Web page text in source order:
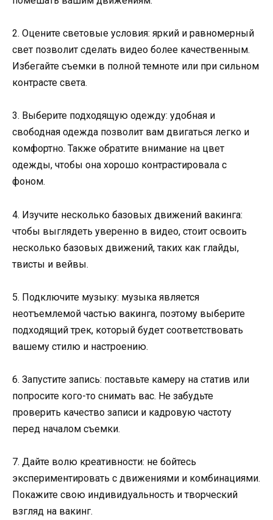
2. Оцените световые условия: яркий и равномерный
свет позволит сделать видео более качественным.
Избегайте съемки в полной темноте или при сильном
контрасте света.
3. Выберите подходящую одежду: удобная и
свободная одежда позволит вам двигаться легко и
комфортно. Также обратите внимание на цвет
одежды, чтобы она хорошо контрастировала с
фоном.
4. Изучите несколько базовых движений вакинга:
чтобы выглядеть уверенно в видео, стоит освоить
несколько базовых движений, таких как глайды,
твисты и вейвы.
5. Подключите музыку: музыка является
неотъемлемой частью вакинга, поэтому выберите
подходящий трек, который будет соответствовать
вашему стилю и настроению.
6. Запустите запись: поставьте камеру на статив или
попросите кого-то снимать вас. Не забудьте
проверить качество записи и кадровую частоту
перед началом съемки.
7. Дайте волю креативности: не бойтесь
экспериментировать с движениями и комбинациями.
Покажите свою индивидуальность и творческий
взгляд на вакинг.